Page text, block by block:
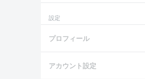
設定
プロフィール
アカウント設定